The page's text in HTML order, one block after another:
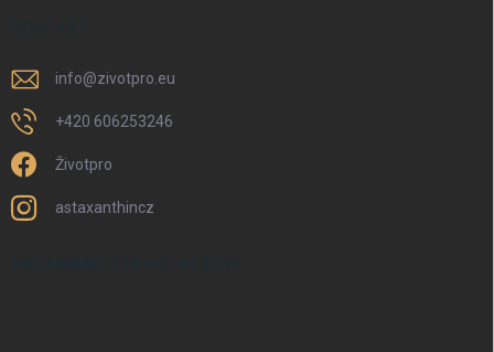
info@zivotpro.eu
+420 606253246
Životpro
astaxanthincz